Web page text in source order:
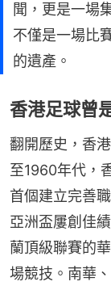
聞，更是一場
不僅是一場比
的遺產。
香港足球曾
翻開歷史，香
至1960年代，
首個建立完善
亞洲盃屢創佳
蘭頂級聯賽的
場競技。南華